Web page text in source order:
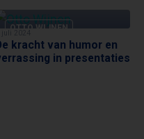
OTTO WIJNEN
kracht van humor en
in presentaties